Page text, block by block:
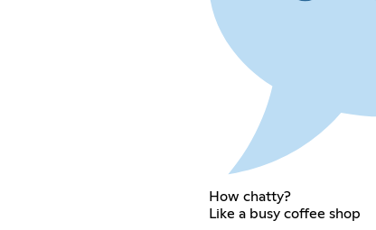
How chatty?
Like a busy coffee shop